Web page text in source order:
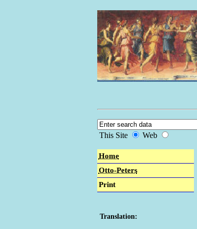
This Site Web
Home
Otto-Peters
Print
Translation: